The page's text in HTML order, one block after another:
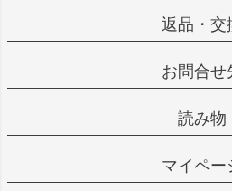
返品・交
お問合せ
読み物
マイペー